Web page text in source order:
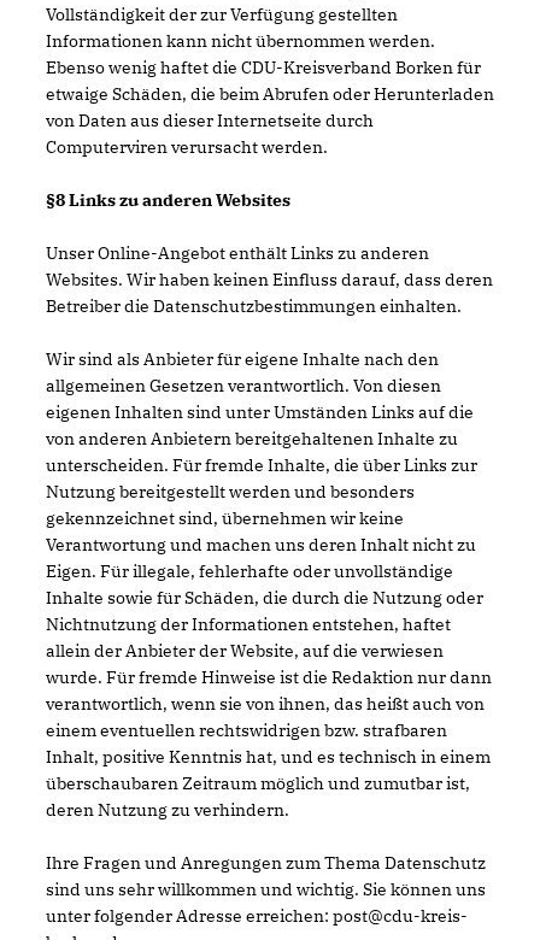
Vollständigkeit der zur Verfügung gestellten
Informationen kann nicht übernommen werden.
Ebenso wenig haftet die CDU-Kreisverband Borken für
etwaige Schäden, die beim Abrufen oder Herunterladen
von Daten aus dieser Internetseite durch
Computerviren verursacht werden.
§8 Links zu anderen Websites
Unser Online-Angebot enthält Links zu anderen
Websites. Wir haben keinen Einfluss darauf, dass deren
Betreiber die Datenschutzbestimmungen einhalten.
Wir sind als Anbieter für eigene Inhalte nach den
allgemeinen Gesetzen verantwortlich. Von diesen
eigenen Inhalten sind unter Umständen Links auf die
von anderen Anbietern bereitgehaltenen Inhalte zu
unterscheiden. Für fremde Inhalte, die über Links zur
Nutzung bereitgestellt werden und besonders
gekennzeichnet sind, übernehmen wir keine
Verantwortung und machen uns deren Inhalt nicht zu
Eigen. Für illegale, fehlerhafte oder unvollständige
Inhalte sowie für Schäden, die durch die Nutzung oder
Nichtnutzung der Informationen entstehen, haftet
allein der Anbieter der Website, auf die verwiesen
wurde. Für fremde Hinweise ist die Redaktion nur dann
verantwortlich, wenn sie von ihnen, das heißt auch von
einem eventuellen rechtswidrigen bzw. strafbaren
Inhalt, positive Kenntnis hat, und es technisch in einem
überschaubaren Zeitraum möglich und zumutbar ist,
deren Nutzung zu verhindern.
Ihre Fragen und Anregungen zum Thema Datenschutz
sind uns sehr willkommen und wichtig. Sie können uns
unter folgender Adresse erreichen: post@cdu-kreis-